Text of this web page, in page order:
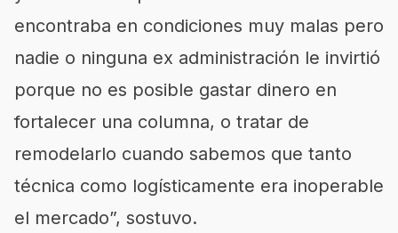
encontraba en condiciones muy malas pero
nadie o ninguna ex administración le invirtió
porque no es posible gastar dinero en
fortalecer una columna, o tratar de
remodelarlo cuando sabemos que tanto
técnica como logísticamente era inoperable
el mercado”, sostuvo.